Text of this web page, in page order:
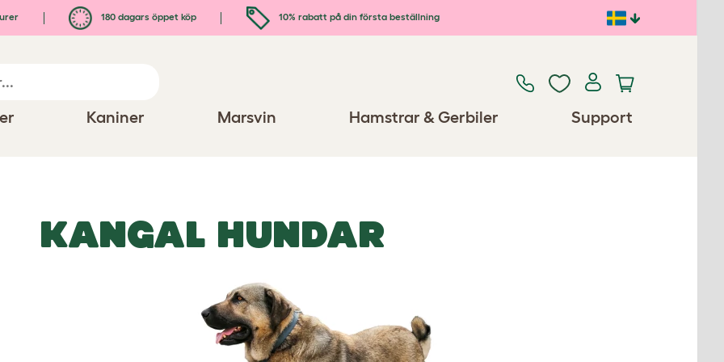
180 dagars öppet köp 10% rabatt på din första beställning
Kaniner Marsvin Hamstrar & Gerbiler Support
KANGAL HUNDAR